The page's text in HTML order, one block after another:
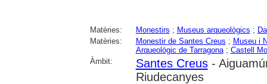
Matèries: Monestirs ; Museus arqueològics ;
Matèries:
Monestir de Santes Creus ; Museu i
Arqueològic de Tarragona; Castell
Àmbit:
Santes Creus-
Riudecanyes